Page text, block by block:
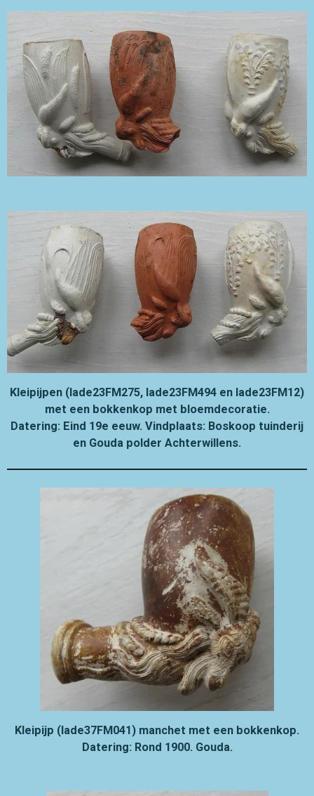
Kleipijpen (lade23FM275, lade23FM494 en lade23FM12)
met een bokkenkop met bloemdecoratie.
Datering: Eind 19e eeuw. Vindplaats: Boskoop tuinderij
en Gouda polder Achterwillens.
Kleipijp (lade37FM041) manchet met een bokkenkop.
Datering: Rond 1900. Gouda.